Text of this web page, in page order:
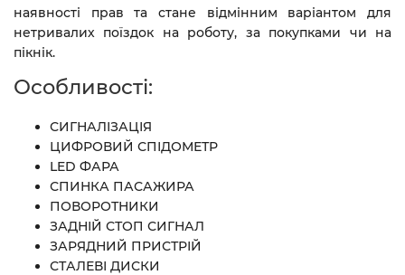
наявності прав та стане відмінним варіантом для
нетривалих поїздок на роботу, за покупками чи на
пікнік.
Особливості:
СИГНАЛІЗАЦІЯ
ЦИФРОВИЙ СПІДОМЕТР
LED ФАРА
СПИНКА ПАСАЖИРА
ПОВОРОТНИКИ
ЗАДНІЙ СТОП СИГНАЛ
ЗАРЯДНИЙ ПРИСТРІЙ
СТАЛЕВІ ДИСКИ